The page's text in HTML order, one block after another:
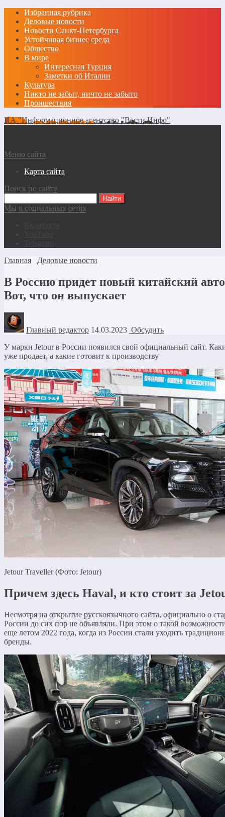
Избранная рубрика
Деловые новости
Новости Санкт-Петербурга
Устойчивая бизнес среда
Общество
В мире
Интересная Турция
Заметки об Италии
Культура
Никто не забыт, ничто не забыто
Проишествия
ИА "Информационное агентство "Вести Инфо"
Меню сайта
Карта сайта
Поиск по сайту
Мы в социальных сетях
Главная
Деловые новости
В Россию придет новый китайский
Вот, что он выпускает
Главный редактор 14.03.2023 Обсудить
У марки Jetour в России появился свой официальный сайт.
уже продает, а какие готовит к производству
Jetour Traveller (Фото: Jetour)
Причем здесь Haval, и кто стоит за
Несмотря на открытие русскоязычного сайта, официально о
России до сих пор не объявляли. При этом о такой
еще летом 2022 года, когда из России стали уходить
бренды.